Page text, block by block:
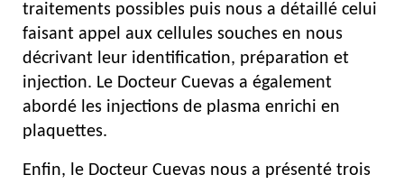
traitements possibles puis nous a détaillé celui
faisant appel aux cellules souches en nous
décrivant leur identification, préparation et
injection. Le Docteur Cuevas a également
abordé les injections de plasma enrichi en
plaquettes.
Enfin, le Docteur Cuevas nous a présenté trois